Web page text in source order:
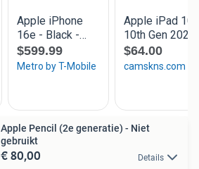
Apple Pencil (2e generatie) - Niet
gebruikt
€ 80,00 Details